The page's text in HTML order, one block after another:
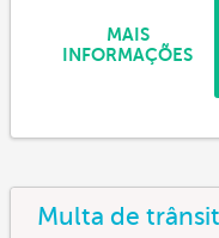
MAIS
INFORMAÇÕES
Multa de